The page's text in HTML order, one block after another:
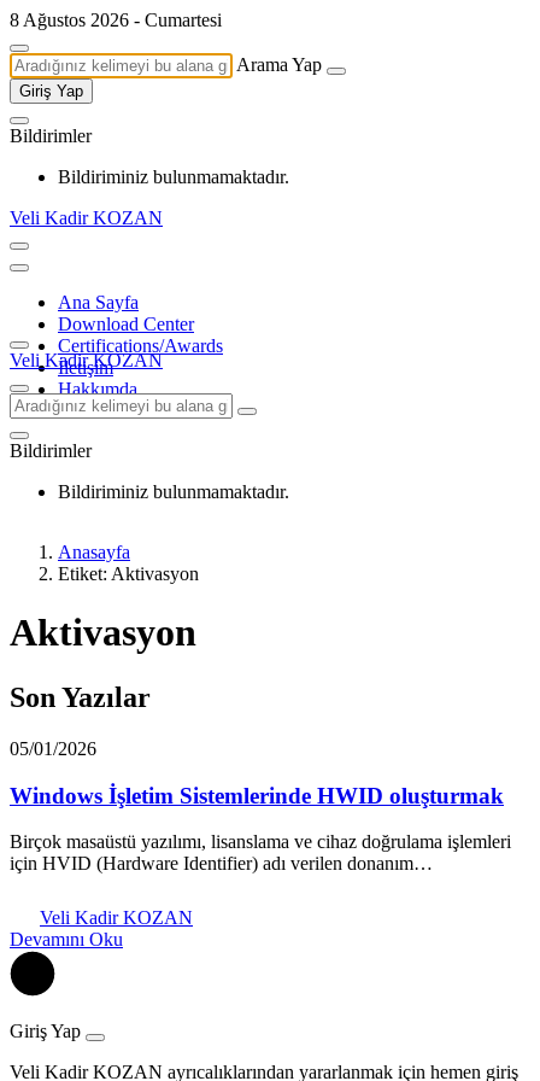
8 Ağustos 2026 - Cumartesi
Arama Yap
Giriş Yap
Bildirimler
Bildiriminiz bulunmamaktadır.
Veli Kadir KOZAN
Ana Sayfa
Download Center
Certifications/Awards
İletişim
Hakkımda
Veli Kadir KOZAN
Bildirimler
Bildiriminiz bulunmamaktadır.
Anasayfa
Etiket: Aktivasyon
Aktivasyon
Son Yazılar
05/01/2026
Windows İşletim Sistemlerinde HWID oluşturmak
Birçok masaüstü yazılımı, lisanslama ve cihaz doğrulama işlemleri
için HVID (Hardware Identifier) adı verilen donanım…
Veli Kadir KOZAN
Devamını Oku
Giriş Yap
Veli Kadir KOZAN ayrıcalıklarından yararlanmak için hemen giriş